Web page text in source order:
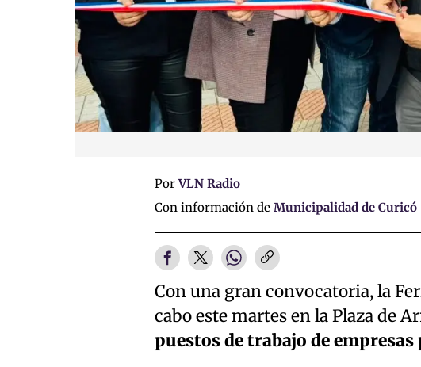
PorVLN Radio
Con información de Municipalidad de Curicó
Con una gran convocatoria, la
cabo este martes en la Plaza de
puestos de trabajo de